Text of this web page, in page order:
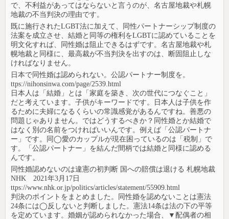
で、不利益があってはならないと言うのが、名古屋地裁や札幌
地裁の不当判決の理由です。
既に施行されたLGBT法に加えて、同性パートナーシップ制度の
法案を成立させ、結婚と同等の権利をLGBTに認めていることを
明文化すれば、同性婚は阻止できるはずです。名古屋地裁や札
幌地裁と同様に、最高裁が不当判決を出すのは、断固阻止しな
ければなりません。
日本で同性婚は認められない。公認パートナー制度を。
ttps://nihonsinwa.com/page/2539.html
日本人は「結婚」とは「家庭を築き、次の世代につなぐこと」
だと考えています。子供がキーワードです。日本人は子供を作
るために夫婦になるくらいの常識感覚があるんですね。善悪の
問題じゃありません。ではどうするべきか？同性婚とか結婚で
はなく別の名前をつければいいんです。例えば「公認パートナ
ー」です。同◯愛のカップルが現在困っているのは「税制」で
す。「公認パートナー」を結んだ間柄では結婚と同様に認める
んです。
同性婚認めないのは違憲の初判断 国への賠償は退ける 札幌地裁
NHK 2021年3月17日
ttps://www.nhk.or.jp/politics/articles/statement/55909.html
判決のポイントをまとめました。同性婚を認めないことは憲法
24条には◯反しないと判断しました。憲法14条は法の下の平等
を定めています。婚姻が認められなかった場合、▼配偶者の相